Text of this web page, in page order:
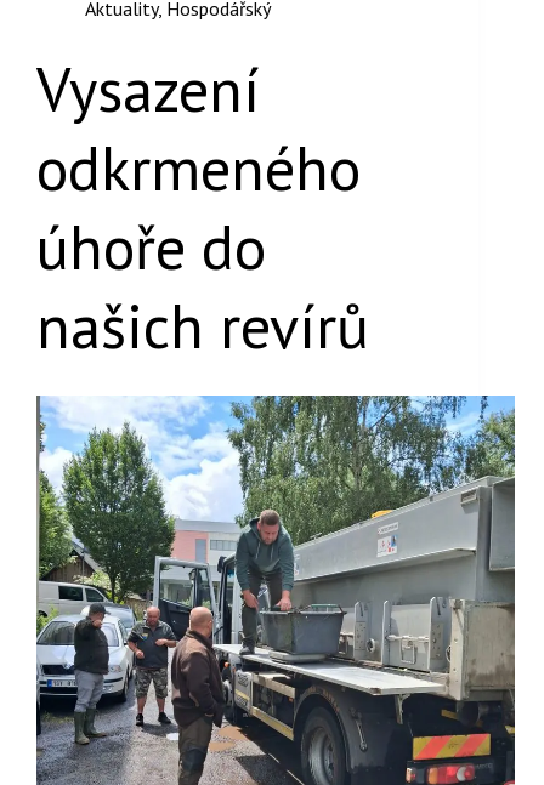
Aktuality, Hospodářský
Vysazení
odkrmeného
úhoře do
našich revírů